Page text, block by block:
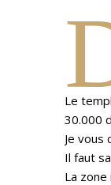
Le
30.000
Je vous
Il faut
La